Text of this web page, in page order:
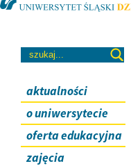
aktualności
o uniwersytecie
oferta edukacyjna
zajęcia